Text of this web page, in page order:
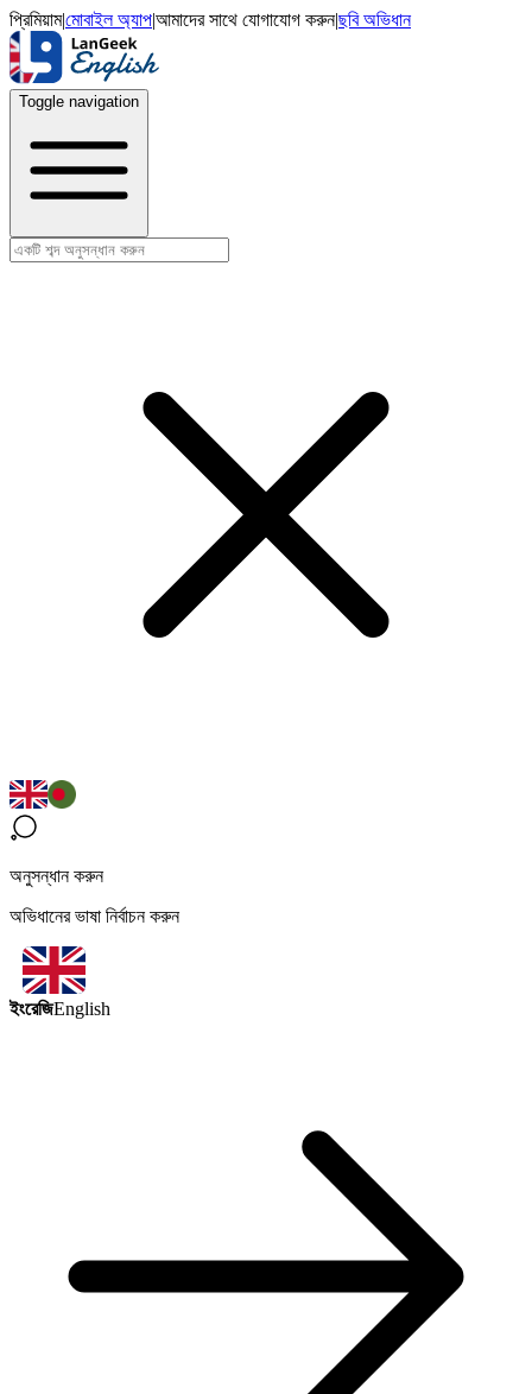
প্রিমিয়াম|মোবাইল অ্যাপ|আমাদের সাথে যোগাযোগ করুন|ছবি অভিধান
Toggle navigation
অনুসন্ধান করুন
অভিধানের ভাষা নির্বাচন করুন
ইংরেজিEnglish